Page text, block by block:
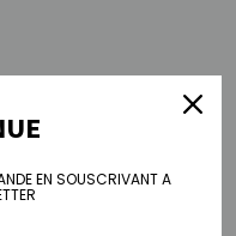
EN SOUSCRIVANT A